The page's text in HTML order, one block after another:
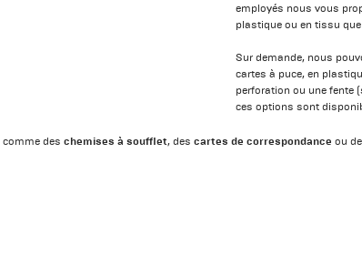
employés nous vous
plastique ou en tissu
Sur demande, nous
cartes à puce, en
perforation ou une fente
ces options sont
comme deschemises à soufflet, descartes de correspondance ou